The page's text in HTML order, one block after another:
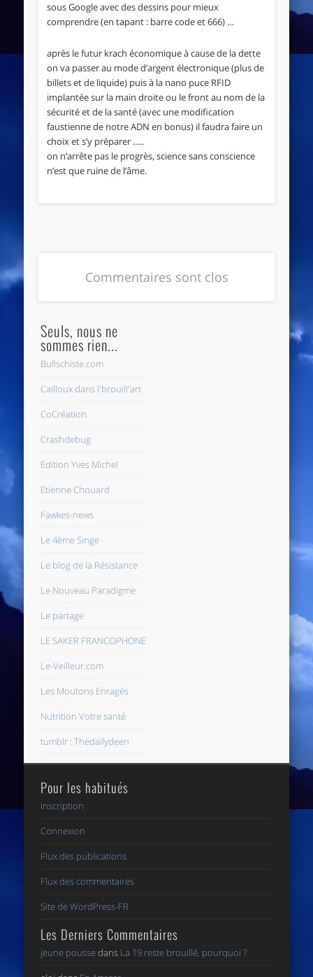
sous Google avec des dessins pour mieux
comprendre (en tapant : barre code et 666) …
après le futur krach économique à cause de la dette
on va passer au mode d’argent électronique (plus de
billets et de liquide) puis à la nano puce RFID
implantée sur la main droite ou le front au nom de la
sécurité et de la santé (avec une modification
faustienne de notre ADN en bonus) il faudra faire un
choix et s’y préparer …..
on n’arrête pas le progrès, science sans conscience
n’est que ruine de l’âme.
Commentaires sont clos
Seuls, nous ne
sommes rien...
Bullschiste.com
Cailloux dans l'brouill'art
CoCréation
Crashdebug
Edition Yves Michel
Etienne Chouard
Fawkes-news
Le 4ème Singe
Le blog de la Résistance
Le Nouveau Paradigme
Le partage
LE SAKER FRANCOPHONE
Le-Veilleur.com
Les Moutons Enragés
Nutrition Votre santé
tumblr : Thedailydeen
Pour les habitués
Inscription
Connexion
Flux des publications
Flux des commentaires
Site de WordPress-FR
Les Derniers Commentaires
jeune poussedans La 19 reste brouillé, pourquoi ?